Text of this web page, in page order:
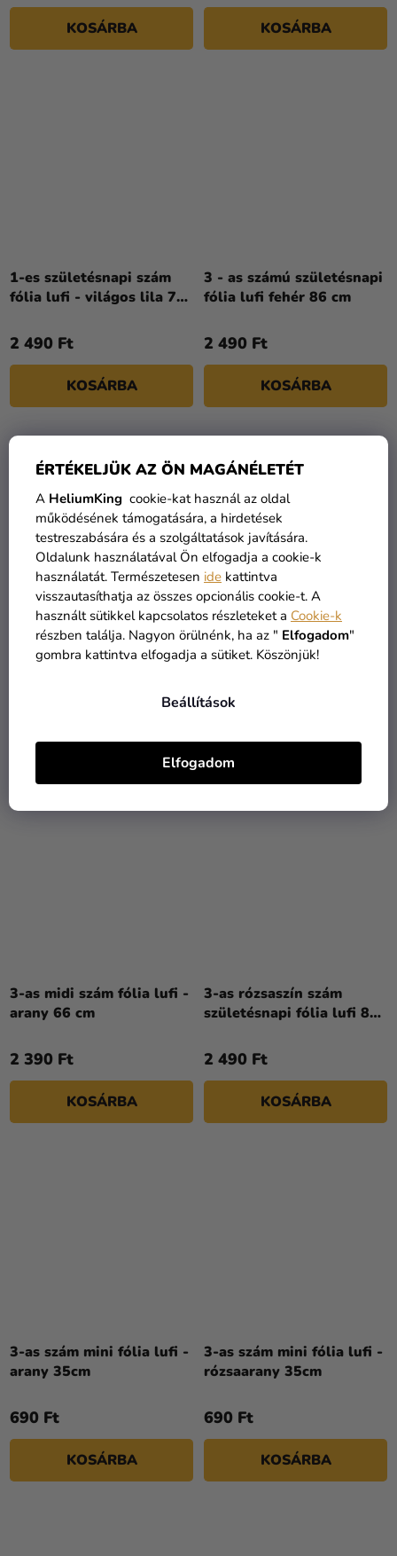
ÉRTÉKELJÜK AZ ÖN MAGÁNÉLETÉT
A HeliumKing cookie-kat használ az oldal
működésének támogatására, a hirdetések
testreszabására és a szolgáltatások javítására.
Oldalunk használatával Ön elfogadja a cookie-k
használatát. Természetesen ide kattintva
visszautasíthatja az összes opcionális cookie-t. A
használt sütikkel kapcsolatos részleteket a Cookie-k
részben találja. Nagyon örülnénk, ha az " Elfogadom"
gombra kattintva elfogadja a sütiket. Köszönjük!
Beállítások
Elfogadom
KOSÁRBA KOSÁRBA
1-es születésnapi szám
fólia lufi - világos lila 72
2 490 Ft
KOSÁRBA
3 - as számú születésnapi
fólia lufi fehér 86 cm
2 490 Ft
KOSÁRBA
3-as arany szám
születésnapi fólia lufi 86
KOSÁRBA
3-as ezüst szám
születésnapi fólia lufi 86
2 490 Ft
KOSÁRBA
3-as midi szám fólia lufi -
arany 66 cm
2 390 Ft
KOSÁRBA
3-as rózsaszín szám
születésnapi fólia lufi 86
2 490 Ft
KOSÁRBA
3-as szám mini fólia lufi -
arany 35cm
690 Ft
KOSÁRBA
3-as szám mini fólia lufi -
rózsaarany 35cm
690 Ft
KOSÁRBA